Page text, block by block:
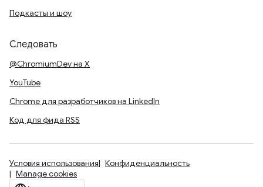
Подкасты и шоу
Следовать
@ChromiumDev на X
YouTube
Chrome для разработчиков на LinkedIn
Код для фида RSS
Условия использования
Конфиденциальность
Manage cookies